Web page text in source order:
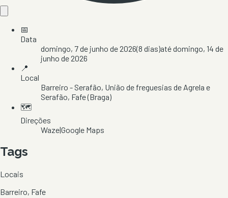
📅
Data
domingo, 7 de junho de 2026(8 dias)atédomingo, 14 de
junho de 2026
📍
Local
Barreiro - Serafão, União de freguesias de Agrela e
Serafão, Fafe(Braga)
🗺️
Direções
Waze|Google Maps
Tags
Locais
Barreiro, Fafe